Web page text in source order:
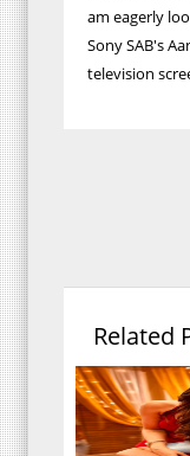
am eagerly
Sony SAB's
television
Related